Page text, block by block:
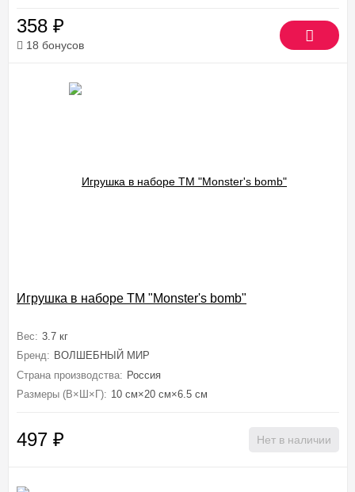
358 ₽
18 бонусов
Игрушка в наборе ТМ "Monster's bomb"
Вес: 3.7 кг
Бренд: ВОЛШЕБНЫЙ МИР
Страна производства: Россия
Размеры (В×Ш×Г): 10 см×20 см×6.5 см
497 ₽ Нет в наличии